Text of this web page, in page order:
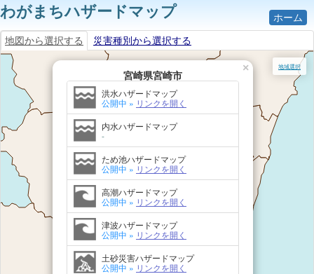
わがまちハザードマップ ホーム
地図から選択する 災害種別から選択する
宮崎県宮崎市
洪水ハザードマップ
公開中 » リンクを開く
内水ハザードマップ
-
ため池ハザードマップ
公開中 » リンクを開く
高潮ハザードマップ
公開中 » リンクを開く
津波ハザードマップ
公開中 » リンクを開く
土砂災害ハザードマップ
公開中 » リンクを開く
× 地域選択